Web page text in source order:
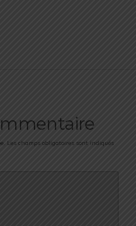
Les champs obligatoires sont indiqués